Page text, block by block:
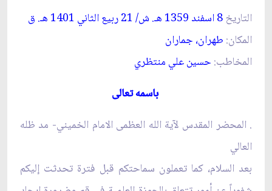
التاريخ8 اسفند 1359 هـ. ش/ 21 ربيع الثاني 1401 هـ. ق‏
المكان: طهران، جماران‏
المخاطب: حسين علي منتظري‏
باسمه تعالى‏
. المحضر المقدس لآية الله العظمى الامام الخميني- مد ظله
العالي‏
بعد السلام، كما تعملون سماحتكم قبل فترة تحدثت إليكم